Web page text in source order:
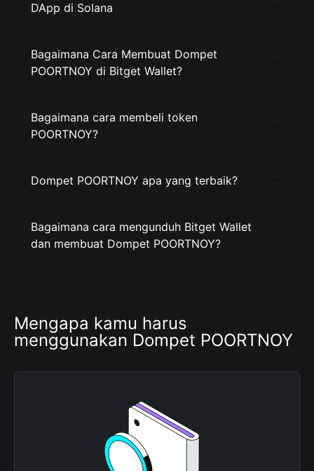
DApp di Solana
Bagaimana Cara Membuat Dompet
POORTNOY di Bitget Wallet?
Bagaimana cara membeli token
POORTNOY?
Dompet POORTNOY apa yang terbaik?
Bagaimana cara mengunduh Bitget Wallet
dan membuat Dompet POORTNOY?
Mengapa kamu harus
menggunakan Dompet POORTNOY